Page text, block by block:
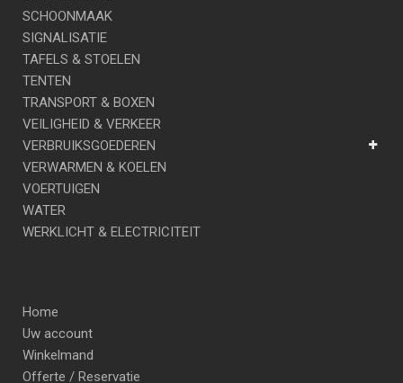
SCHOONMAAK
SIGNALISATIE
TAFELS & STOELEN
TENTEN
TRANSPORT & BOXEN
VEILIGHEID & VERKEER
VERBRUIKSGOEDEREN
VERWARMEN & KOELEN
VOERTUIGEN
WATER
WERKLICHT & ELECTRICITEIT
Home
Uw account
Winkelmand
Offerte / Reservatie